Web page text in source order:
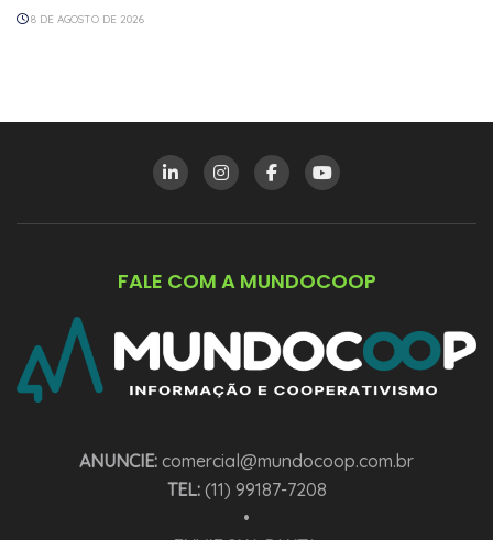
8 DE AGOSTO DE 2026
FALE COM A MUNDOCOOP
ANUNCIE: comercial@mundocoop.com.br
TEL:(11) 99187-7208
•